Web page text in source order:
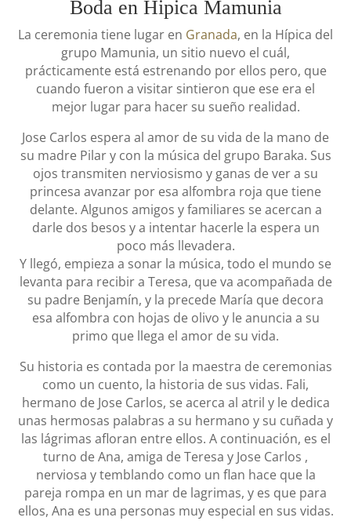
Boda en Hipica Mamunia
La ceremonia tiene lugar en Granada, en la Hípica del
grupo Mamunia, un sitio nuevo el cuál,
prácticamente está estrenando por ellos pero, que
cuando fueron a visitar sintieron que ese era el
mejor lugar para hacer su sueño realidad.
Jose Carlos espera al amor de su vida de la mano de
su madre Pilar y con la música del grupo Baraka. Sus
ojos transmiten nerviosismo y ganas de ver a su
princesa avanzar por esa alfombra roja que tiene
delante. Algunos amigos y familiares se acercan a
darle dos besos y a intentar hacerle la espera un
poco más llevadera.
Y llegó, empieza a sonar la música, todo el mundo se
levanta para recibir a Teresa, que va acompañada de
su padre Benjamín, y la precede María que decora
esa alfombra con hojas de olivo y le anuncia a su
primo que llega el amor de su vida.
Su historia es contada por la maestra de ceremonias
como un cuento, la historia de sus vidas. Fali,
hermano de Jose Carlos, se acerca al atril y le dedica
unas hermosas palabras a su hermano y su cuñada y
las lágrimas afloran entre ellos. A continuación, es el
turno de Ana, amiga de Teresa y Jose Carlos ,
nerviosa y temblando como un flan hace que la
pareja rompa en un mar de lagrimas, y es que para
ellos, Ana es una personas muy especial en sus vidas.